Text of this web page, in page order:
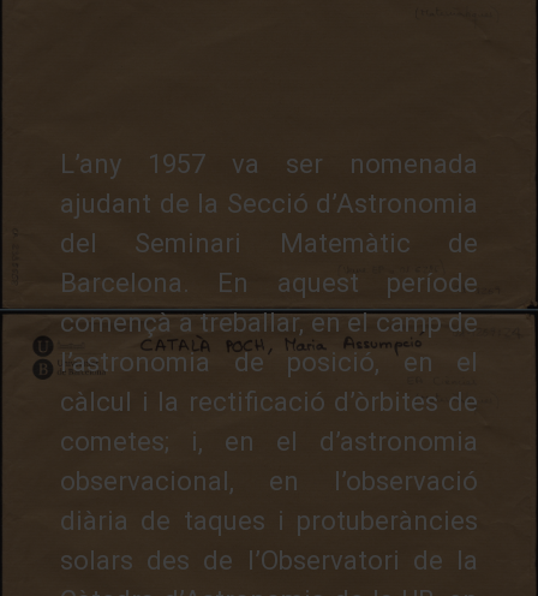
L’any 1957 va ser nomenada
ajudant de la Secció d’Astronomia
del Seminari Matemàtic de
Barcelona. En aquest període
començà a treballar, en el camp de
l’astronomia de posició, en el
càlcul i la rectificació d’òrbites de
cometes; i, en el d’astronomia
observacional, en l’observació
diària de taques i protuberàncies
solars des de l’Observatori de la